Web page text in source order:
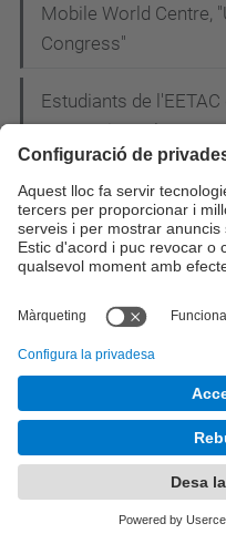
Mobile World Centre,
Congress"
Estudiants de
per gestionar les
curs
Dilluns 27 d'Abril -
Infraestructura de
projectes e-DNI i e-
i la Informàtica!
Estudiants de
"drone" per salvar
cacera furtiva a l’Àfrica